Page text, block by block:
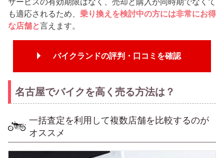
サービスの有効期限はなく、売却と購入が同時期でなくて
も適応されるため、 乗り換えを検討中の方には非常にお得
な店舗と言えます。
バイクランドの評判・口コミを確認
名古屋でバイクを高く売る方法は？
一括査定を利用して複数店舗を比較するのが
オススメ